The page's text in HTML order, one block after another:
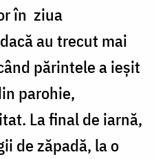
în ziua
au trecut mai
părintele a ieșit
parohie,
La final de iarnă,
de zăpadă, la o